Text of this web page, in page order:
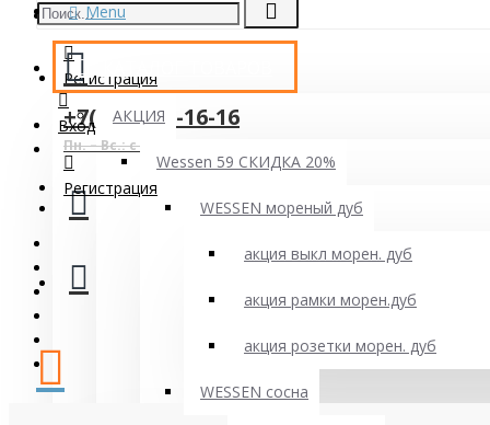
Вход
Регистрация
+7(49640)2-16-16
Пн. – Вс.: с 9:00 до 19:00
Menu
АКЦИЯ
Wessen 59 СКИДКА 20%
WESSEN мореный дуб
акция выкл морен. дуб
акция рамки морен.дуб
акция розетки морен. дуб
WESSEN сосна
Вход
Регистрация